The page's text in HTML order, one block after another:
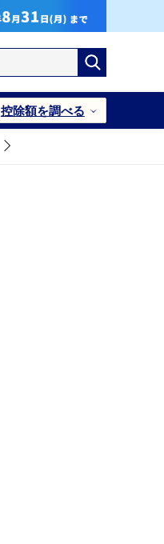
控除額を調べる